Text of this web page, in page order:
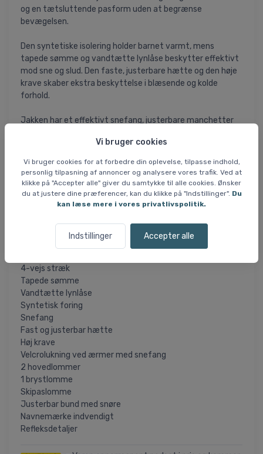
Vi bruger cookies
Vi bruger cookies for at forbedre din oplevelse, tilpasse indhold,
personlig tilpasning af annoncer og analysere vores trafik. Ved at
klikke på "Accepter alle" giver du samtykke til alle cookies. Ønsker
du at justere dine præferencer, kan du klikke på "Indstillinger". Du
kan læse mere i vores privatlivspolitik.
Indstillinger Accepter alle
og en tætsluttende pasform uden at begrænse
bevægelsen.
Den syntetiske isolering holder barnet varmt, mens
tapede sømme og vandtætte lynlåse beskytter effektivt
mod sne og slud. Den faste, justerbare hætte og den høje
krave skaber ekstra beskyttelse i blæsende og kolde
forhold.
Jakken har et effektivt snefang, justerbare manchetter
Derudover findes flere praktiske lommer – herunder to
sidelommer, én brystlomme og en skipaslomme.
Refleksdetaljer og indvendigt navnemærke fuldender den
funktionelle jakke.
Specifikationer
Åndbarhed: 8.000 g/m2/24h
Membran: SIBERIUM 10.000 2L Stretch
4-vejs stræk
Tapede sømme
Vandtætte lynlåse
Syntetisk foring
Snefang
Fast og justerbar hætte
Høj krave
Velcrolukning ved ærmer med snefang
2 hovedlommer
1 brystlomme
Skipaslomme
Justerbar bund med snøre
Navnemærke indvendigt
Refleksdetaljer